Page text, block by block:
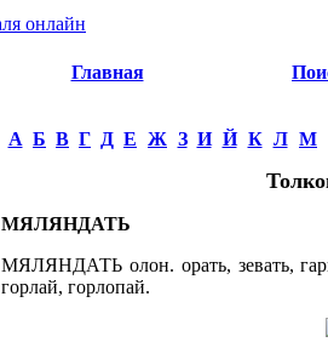
Главная
А Б В Г Д Е Ж З И Й К Л М
МЯЛЯНДАТЬ
МЯЛЯНДАТЬ олон. орать, зевать,
горлай, горлопай.